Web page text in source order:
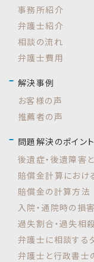
事務所紹介
弁護士紹介
相談の流れ
弁護士費用
解決事例
お客様の声
推薦者の声
問題解決のポイント
後遺症・後遺障害
賠償金計算におけ
賠償金の計算方法
入院・通院時の損
過失割合・過失相
弁護士に相談する
弁護士と行政書士